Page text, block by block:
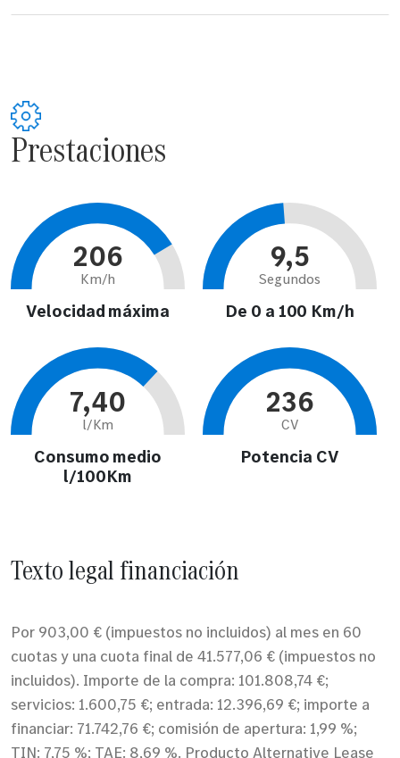
Prestaciones
206
Km/h
Velocidad máxima
9,5
Segundos
De 0 a 100 Km/h
7,40
l/Km
Consumo medio
l/100Km
236
CV
Potencia CV
Texto legal financiación
Por 903,00 € (impuestos no incluidos) al mes en 60
cuotas y una cuota final de 41.577,06 € (impuestos no
incluidos). Importe de la compra: 101.808,74 €;
servicios: 1.600,75 €; entrada: 12.396,69 €; importe a
financiar: 71.742,76 €; comisión de apertura: 1,99 %;
TIN: 7,75 %; TAE: 8,69 %. Producto Alternative Lease